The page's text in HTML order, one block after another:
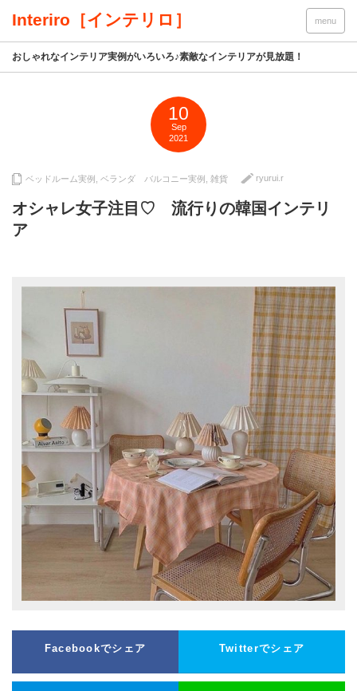
Interiro［インテリロ］ menu
おしゃれなインテリア実例がいろいろ♪素敵なインテリアが見放題！
10
Sep
2021
ベッドルーム実例 ベランダ バルコニー実例 雑貨 ryurui.r
オシャレ女子注目♡ 流行りの韓国インテリ
ア
Facebookでシェア Twitterでシェア